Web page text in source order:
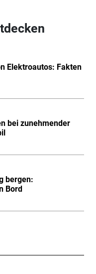
Elektroautos: Fakten
bei zunehmender
bergen:
Bord